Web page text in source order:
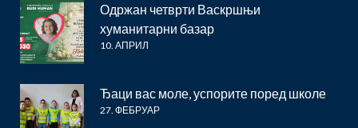
Одржан четврти Васкршњи
хуманитарни базар
10. АПРИЛ
Ђаци вас моле, успорите поред школе
27. ФЕБРУАР